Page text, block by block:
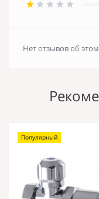
Нет отзывов об
Популярный